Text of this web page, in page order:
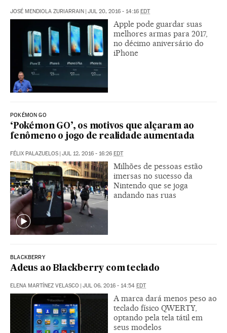
JOSÉ MENDIOLA ZURIARRAIN JUL 20, 2016 - 14:16 EDT
Apple pode guardar suas
melhores armas para 2017,
no décimo aniversário do
iPhone
POKÉMON GO
‘Pokémon GO’, os motivos que alçaram ao
fenômeno o jogo de realidade aumentada
FÉLIX PALAZUELOS JUL 12, 2016 - 16:26 EDT
Milhões de pessoas estão
imersas no sucesso da
Nintendo que se joga
andando nas ruas
BLACKBERRY
Adeus ao Blackberry com teclado
ELENA MARTÍNEZ VELASCO JUL 06, 2016 - 14:54 EDT
A marca dará menos peso ao
teclado físico QWERTY,
optando pela tela tátil em
seus modelos